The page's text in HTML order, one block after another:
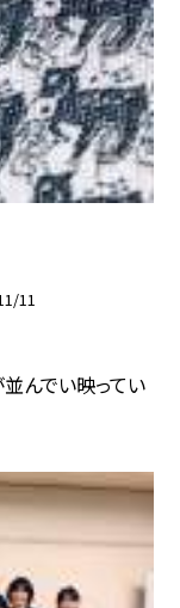
11
んでい映ってい